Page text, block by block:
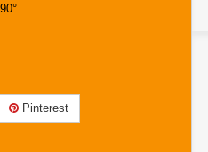
Pinterest